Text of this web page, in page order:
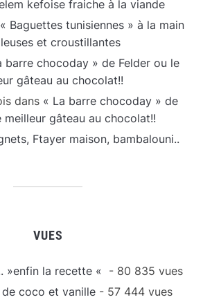
kefoise fraiche à la viande
« Baguettes tunisiennes » à la main
et croustillantes
barre chocoday » de Felder ou le
gâteau au chocolat!!
dans « La barre chocoday » de
meilleur gâteau au chocolat!!
Ftayer maison, bambalouni..
VUES
»enfin la recette « - 80 835 vues
coco et vanille- 57 444 vues